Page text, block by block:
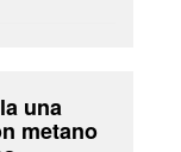
una
metano